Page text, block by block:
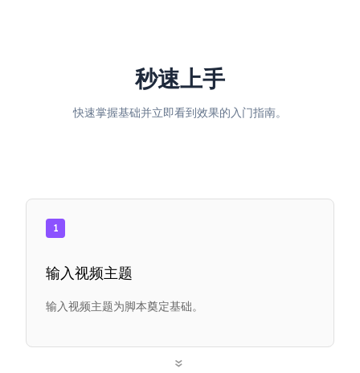
秒速上手
快速掌握基础并立即看到效果的入门指南。
1
输入视频主题
输入视频主题为脚本奠定基础。
»